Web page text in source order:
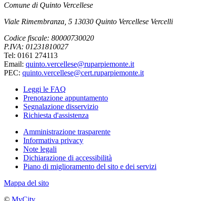
Comune di Quinto Vercellese
Viale Rimembranza, 5 13030 Quinto Vercellese Vercelli
Codice fiscale: 80000730020
P.IVA: 01231810027
Tel: 0161 274113
Email: quinto.vercellese@ruparpiemonte.it
PEC: quinto.vercellese@cert.ruparpiemonte.it
Leggi le FAQ
Prenotazione appuntamento
Segnalazione disservizio
Richiesta d'assistenza
Amministrazione trasparente
Informativa privacy
Note legali
Dichiarazione di accessibilità
Piano di miglioramento del sito e dei servizi
Mappa del sito
© MyCity